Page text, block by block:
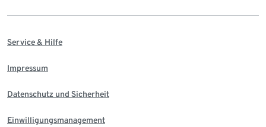
Service & Hilfe
Impressum
Datenschutz und Sicherheit
Einwilligungsmanagement